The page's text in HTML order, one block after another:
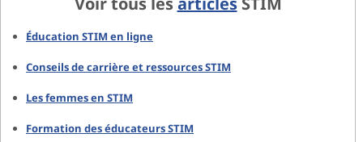
Éducation STIM en ligne
Conseils de carrière et ressources STIM
Les femmes en STIM
Formation des éducateurs STIM